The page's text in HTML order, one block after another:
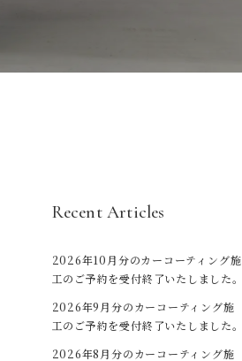
Recent Articles
2026年10月分のカーコーティング施
工のご予約を受付終了いたしました。
2026年9月分のカーコーティング施
工のご予約を受付終了いたしました。
2026年8月分のカーコーティング施